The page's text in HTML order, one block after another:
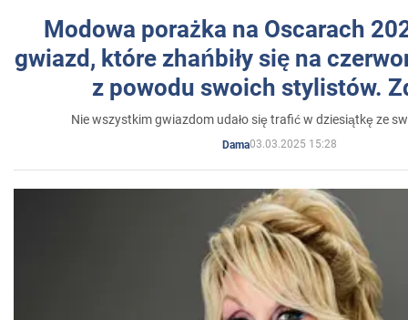
Modowa porażka na Oscarach
gwiazd, które zhańbiły się na
z powodu swoich stylistów.
Nie wszystkim gwiazdom udało się trafić w dziesiątkę ze
Dama03.03.2025 15:28